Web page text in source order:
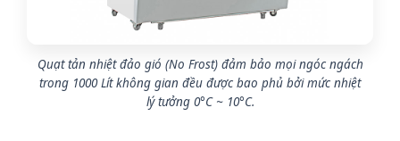
Quạt tản nhiệt đảo gió (No Frost) đảm bảo mọi ngóc ngách
trong 1000 Lít không gian đều được bao phủ bởi mức nhiệt
lý tưởng 0°C ~ 10°C.